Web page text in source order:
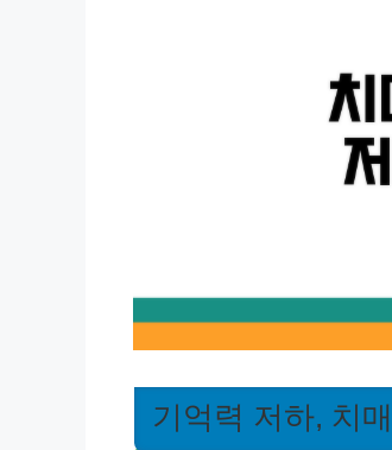
기억력 저하, 치